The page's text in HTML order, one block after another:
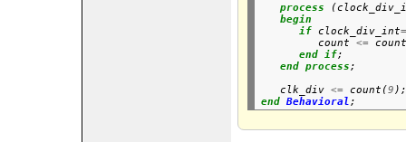
process
begin
if clock_div_int=
         count
<=
end
if;
end process ;
   clk_div
<= count(9 );
end Behavioral